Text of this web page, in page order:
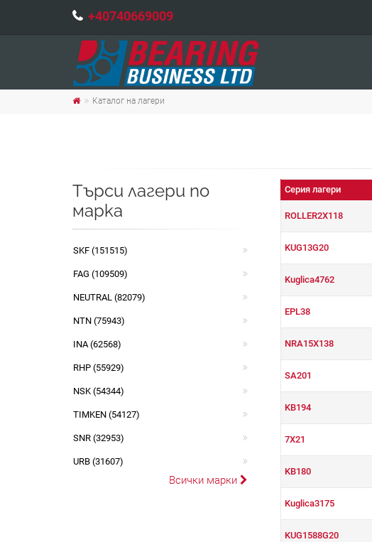
+40740669009
Каталог на лагери
Серия лагери
ROLLER2X118
KUG13G20
Kuglica4762
EPL38
NRA15X138
SA201
KB194
7X21
KB180
Kuglica3175
KUG1588G20
Търси лагери по
марка
SKF (151515)
FAG (109509)
NEUTRAL (82079)
NTN (75943)
INA (62568)
RHP (55929)
NSK (54344)
TIMKEN (54127)
SNR (32953)
URB (31607)
Всички марки